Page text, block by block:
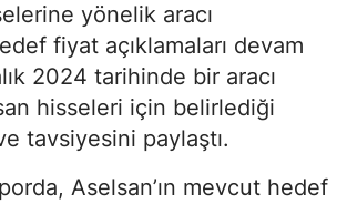
yönelik aracı
fiyat açıklamaları devam
2024 tarihinde bir aracı
hisseleri için belirlediği
tavsiyesini paylaştı.
Aselsan’ın mevcut hedef